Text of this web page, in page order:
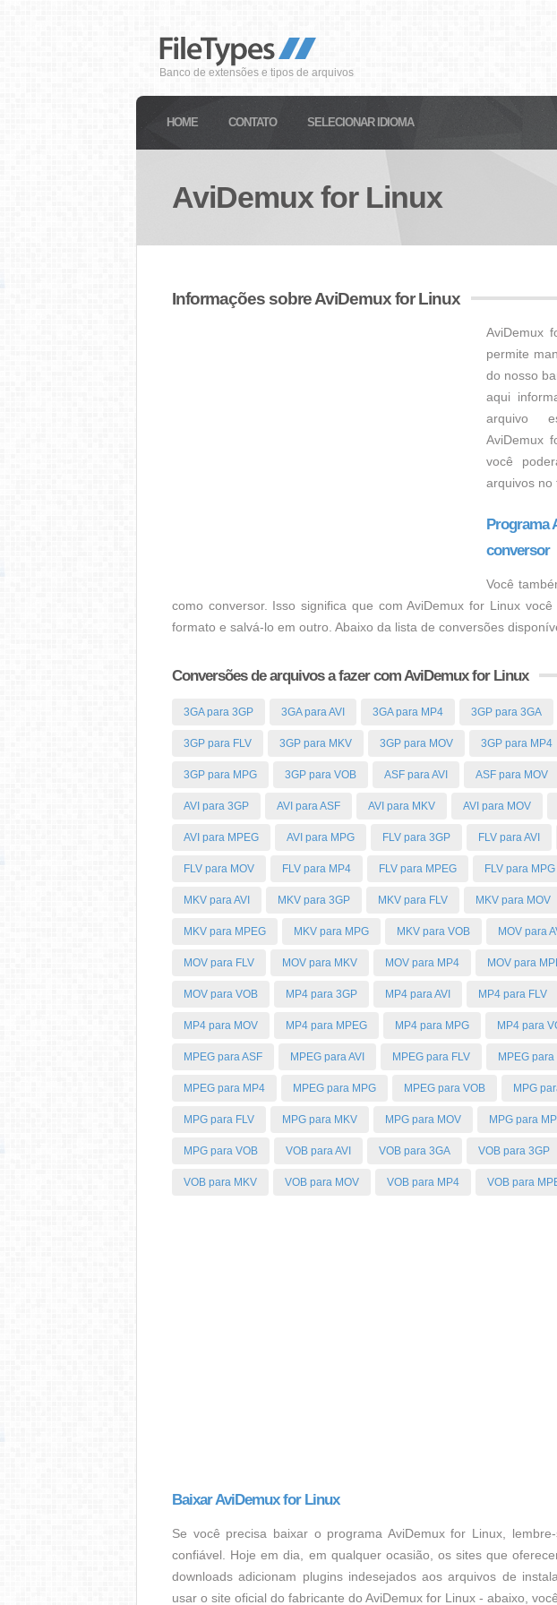
Banco de extensões e tipos de arquivos
HOME CONTATO SELECIONAR IDIOMA
AviDemux for Linux
Informações sobre AviDemux for Linux
AviDemux
permite
do nosso
aqui
arquivo
AviDemux
você
arquivos no
Programa
conversor
Você
como conversor. Isso significa que com AviDemux for Linux
formato e salvá-lo em outro. Abaixo da lista de conversões
Conversões de arquivos a fazer com AviDemux for Linux
3GA para 3GP 3GA para AVI 3GA para MP4 3GP para 3GA
3GP para FLV 3GP para MKV 3GP para MOV 3GP para MP4
3GP para MPG 3GP para VOB ASF para AVI ASF para MOV
AVI para 3GP AVI para ASF AVI para MKV AVI para MOV
AVI para MPEG AVI para MPG FLV para 3GP FLV para AVI
FLV para MOV FLV para MP4 FLV para MPEG FLV para MPG
MKV para AVI MKV para 3GP MKV para FLV MKV para MOV
MKV para MPEG MKV para MPG MKV para VOB MOV para
MOV para FLV MOV para MKV MOV para MP4 MOV para
MOV para VOB MP4 para 3GP MP4 para AVI MP4 para FLV
MP4 para MOV MP4 para MPEG MP4 para MPG MP4 para
MPEG para ASF MPEG para AVI MPEG para FLV MPEG para
MPEG para MP4 MPEG para MPG MPEG para VOB MPG
MPG para FLV MPG para MKV MPG para MOV MPG para
MPG para VOB VOB para AVI VOB para 3GA VOB para 3GP
VOB para MKV VOB para MOV VOB para MP4 VOB para
Baixar AviDemux for Linux
Se você precisa baixar o programa AviDemux for Linux,
confiável. Hoje em dia, em qualquer ocasião, os sites que
downloads adicionam plugins indesejados aos arquivos de
usar o site oficial do fabricante do AviDemux for Linux - abaixo,